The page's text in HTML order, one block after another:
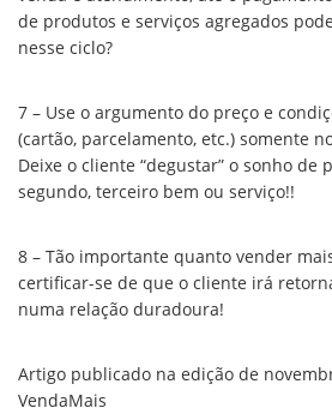
de produtos e serviços agregados
nesse ciclo?
7 – Use o argumento do preço e
(cartão, parcelamento, etc.) somente
Deixe o cliente “degustar” o sonho
segundo, terceiro bem ou serviço!!
8 – Tão importante quanto vender
certificar-se de que o cliente irá
numa relação duradoura!
Artigo publicado na edição de
VendaMais